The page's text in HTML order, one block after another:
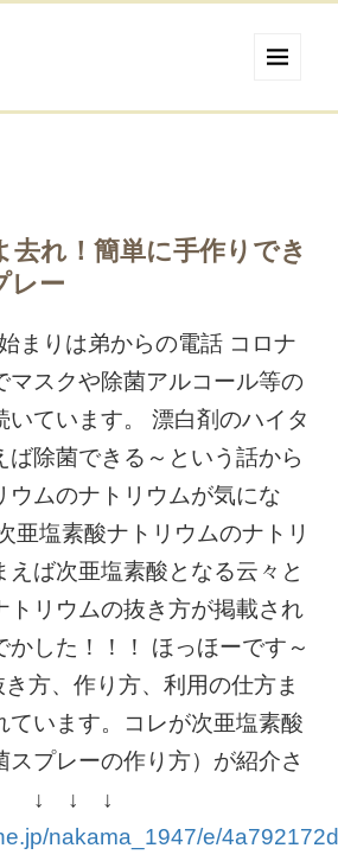
去れ！簡単に手作りでき
レー
まりは弟からの電話 コロナ
マスクや除菌アルコール等の
いています。 漂白剤のハイタ
ば除菌できる～という話から
ウムのナトリウムが気にな
亜塩素酸ナトリウムのナトリ
えば次亜塩素酸となる云々と
トリウムの抜き方が掲載され
かした！！！ ほっほーです～
方、作り方、利用の仕方ま
ています。コレが次亜塩素酸
スプレーの作り方）が紹介さ
。 ↓ ↓ ↓
nakama_1947/e/